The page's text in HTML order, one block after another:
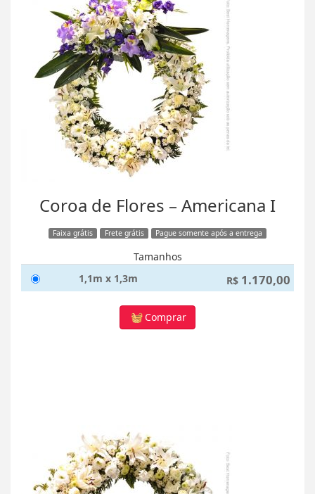
Coroa de Flores – Americana I
Faixa grátis Frete grátis Pague somente após a entrega
Tamanhos
1,1m x 1,3m
R$ 1.170,00
Comprar